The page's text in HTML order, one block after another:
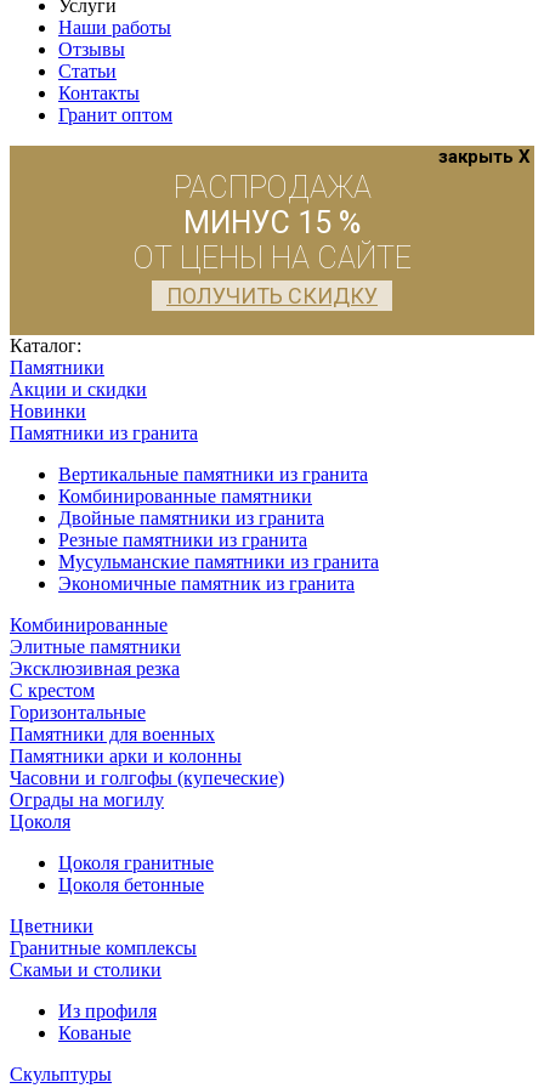
Услуги
Наши работы
Отзывы
Статьи
Контакты
Гранит оптом
закрыть X
РАСПРОДАЖА
МИНУС 15 %
ОТ ЦЕНЫ НА САЙТЕ
ПОЛУЧИТЬ СКИДКУ
Каталог:
Памятники
Акции и скидки
Новинки
Памятники из гранита
Вертикальные памятники из гранита
Комбинированные памятники
Двойные памятники из гранита
Резные памятники из гранита
Мусульманские памятники из гранита
Экономичные памятник из гранита
Комбинированные
Элитные памятники
Эксклюзивная резка
С крестом
Горизонтальные
Памятники для военных
Памятники арки и колонны
Часовни и голгофы (купеческие)
Ограды на могилу
Цоколя
Цоколя гранитные
Цоколя бетонные
Цветники
Гранитные комплексы
Cкамьи и столики
Из профиля
Кованые
Скульптуры